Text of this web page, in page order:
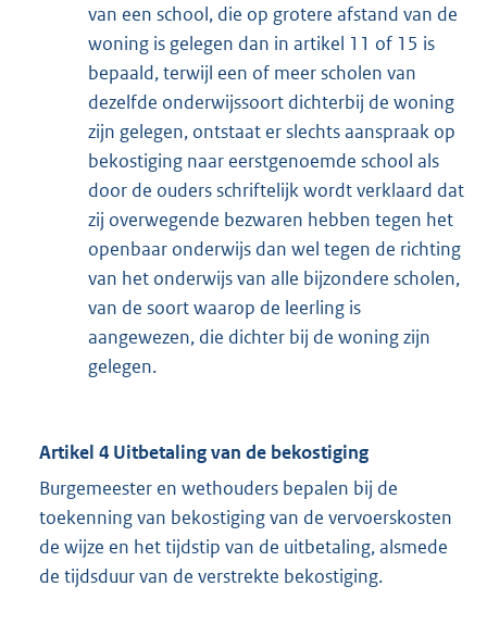
van een school, die op grotere afstand van de
woning is gelegen dan in artikel 11 of 15 is
bepaald, terwijl een of meer scholen van
dezelfde onderwijssoort dichterbij de woning
zijn gelegen, ontstaat er slechts aanspraak op
bekostiging naar eerstgenoemde school als
door de ouders schriftelijk wordt verklaard dat
zij overwegende bezwaren hebben tegen het
openbaar onderwijs dan wel tegen de richting
van het onderwijs van alle bijzondere scholen,
van de soort waarop de leerling is
aangewezen, die dichter bij de woning zijn
gelegen.
Artikel 4 Uitbetaling van de bekostiging
Burgemeester en wethouders bepalen bij de
toekenning van bekostiging van de vervoerskosten
de wijze en het tijdstip van de uitbetaling, alsmede
de tijdsduur van de verstrekte bekostiging.